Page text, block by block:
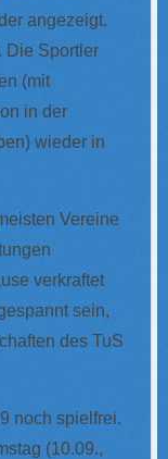
angezeigt.
Die Sportler
(mit
in der
wieder in
Vereine
verkraftet
sein,
des TuS
noch spielfrei.
(10.09.,